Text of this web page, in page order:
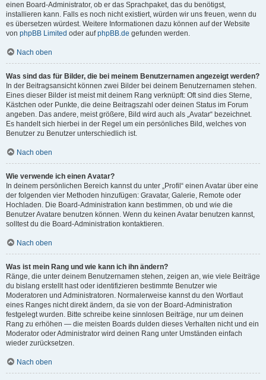
einen Board-Administrator, ob er das Sprachpaket, das du benötigst,
installieren kann. Falls es noch nicht existiert, würden wir uns freuen, wenn du
es übersetzen würdest. Weitere Informationen dazu können auf der Website
von phpBB Limited oder aufphpBB.de gefunden werden.
Nach oben
Was sind das für Bilder, die bei meinem Benutzernamen angezeigt werden?
In der Beitragsansicht können zwei Bilder bei deinem Benutzernamen stehen.
Eines dieser Bilder ist meist mit deinem Rang verknüpft: Oft sind dies Sterne,
Kästchen oder Punkte, die deine Beitragszahl oder deinen Status im Forum
angeben. Das andere, meist größere, Bild wird auch als „Avatar“ bezeichnet.
Es handelt sich hierbei in der Regel um ein persönliches Bild, welches von
Benutzer zu Benutzer unterschiedlich ist.
Nach oben
Wie verwende ich einen Avatar?
In deinem persönlichen Bereich kannst du unter „Profil“ einen Avatar über eine
der folgenden vier Methoden hinzufügen: Gravatar, Galerie, Remote oder
Hochladen. Die Board-Administration kann bestimmen, ob und wie die
Benutzer Avatare benutzen können. Wenn du keinen Avatar benutzen kannst,
solltest du die Board-Administration kontaktieren.
Nach oben
Was ist mein Rang und wie kann ich ihn ändern?
Ränge, die unter deinem Benutzernamen stehen, zeigen an, wie viele Beiträge
du bislang erstellt hast oder identifizieren bestimmte Benutzer wie
Moderatoren und Administratoren. Normalerweise kannst du den Wortlaut
eines Ranges nicht direkt ändern, da sie von der Board-Administration
festgelegt wurden. Bitte schreibe keine sinnlosen Beiträge, nur um deinen
Rang zu erhöhen — die meisten Boards dulden dieses Verhalten nicht und ein
Moderator oder Administrator wird deinen Rang unter Umständen einfach
wieder zurücksetzen.
Nach oben